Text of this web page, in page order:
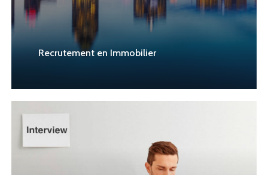
Recrutement en Immobilier
more